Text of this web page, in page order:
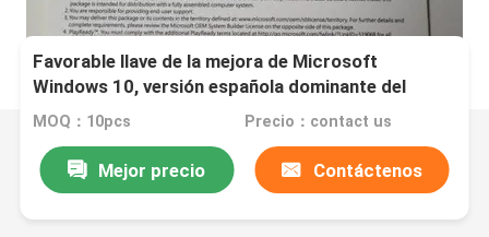
Favorable llave de la mejora de Microsoft
Windows 10, versión española dominante del
profesional de Windows 10
MOQ：10pcs Precio：contact us
Mejor precio Contáctenos